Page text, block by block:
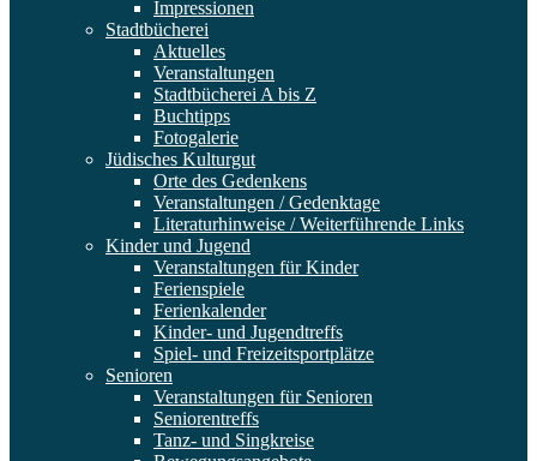
Impressionen
Stadtbücherei
Aktuelles
Veranstaltungen
Stadtbücherei A bis Z
Buchtipps
Fotogalerie
Jüdisches Kulturgut
Orte des Gedenkens
Veranstaltungen / Gedenktage
Literaturhinweise / Weiterführende Links
Kinder und Jugend
Veranstaltungen für Kinder
Ferienspiele
Ferienkalender
Kinder- und Jugendtreffs
Spiel- und Freizeitsportplätze
Senioren
Veranstaltungen für Senioren
Seniorentreffs
Tanz- und Singkreise